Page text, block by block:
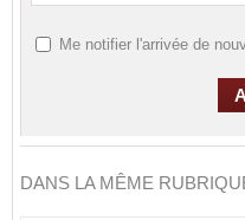
Me notifier l'arrivée de
DANS LA MÊME